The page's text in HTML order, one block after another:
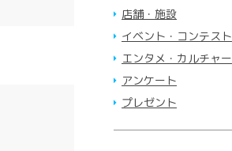
店舗・施設
イベント・コンテスト
エンタメ・カルチャー
アンケート
プレゼント